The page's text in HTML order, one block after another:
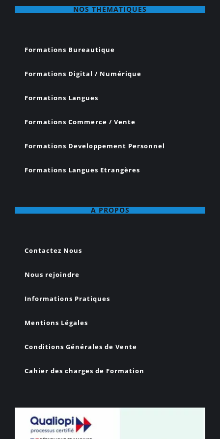
NOS THÉMATIQUES
Formations Bureautique
Formations Digital / Numérique
Formations Langues
Formations Commerce / Vente
Formations Developpement Personnel
Formations Langues Etrangères
A PROPOS
Contactez Nous
Nous rejoindre
Informations Pratiques
Mentions Légales
Conditions Générales de Vente
Cahier des charges de Formation